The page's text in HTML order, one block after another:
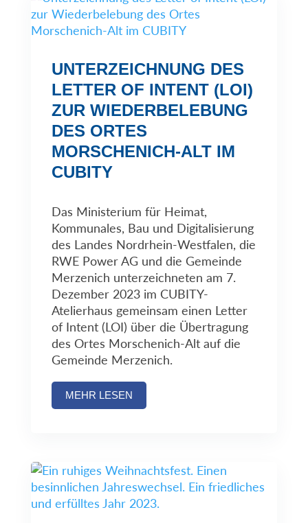
UNTERZEICHNUNG DES
LETTER OF INTENT (LOI)
ZUR WIEDERBELEBUNG
DES ORTES
MORSCHENICH-ALT IM
CUBITY
Das Ministerium für Heimat,
Kommunales, Bau und Digitalisierung
des Landes Nordrhein-Westfalen, die
RWE Power AG und die Gemeinde
Merzenich unterzeichneten am 7.
Dezember 2023 im CUBITY-
Atelierhaus gemeinsam einen Letter
of Intent (LOI) über die Übertragung
des Ortes Morschenich-Alt auf die
Gemeinde Merzenich.
MEHR LESEN